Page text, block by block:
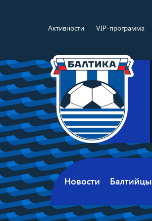
Активности VIP-программа
Новости Балтийцы